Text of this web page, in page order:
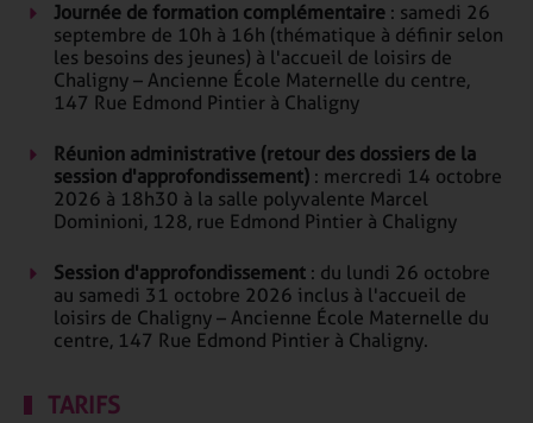
Journée de formation complémentaire : samedi 26
septembre de 10h à 16h (thématique à définir selon
les besoins des jeunes) à l'accueil de loisirs de
Chaligny – Ancienne École Maternelle du centre,
147 Rue Edmond Pintier à Chaligny
Réunion administrative (retour des dossiers de la
session d'approfondissement) : mercredi 14 octobre
2026 à 18h30 à la salle polyvalente Marcel
Dominioni, 128, rue Edmond Pintier à Chaligny
Session d'approfondissement : du lundi 26 octobre
au samedi 31 octobre 2026 inclus à l'accueil de
loisirs de Chaligny – Ancienne École Maternelle du
centre, 147 Rue Edmond Pintier à Chaligny.
TARIFS